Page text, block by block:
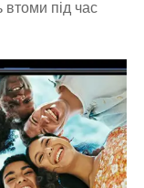
під час